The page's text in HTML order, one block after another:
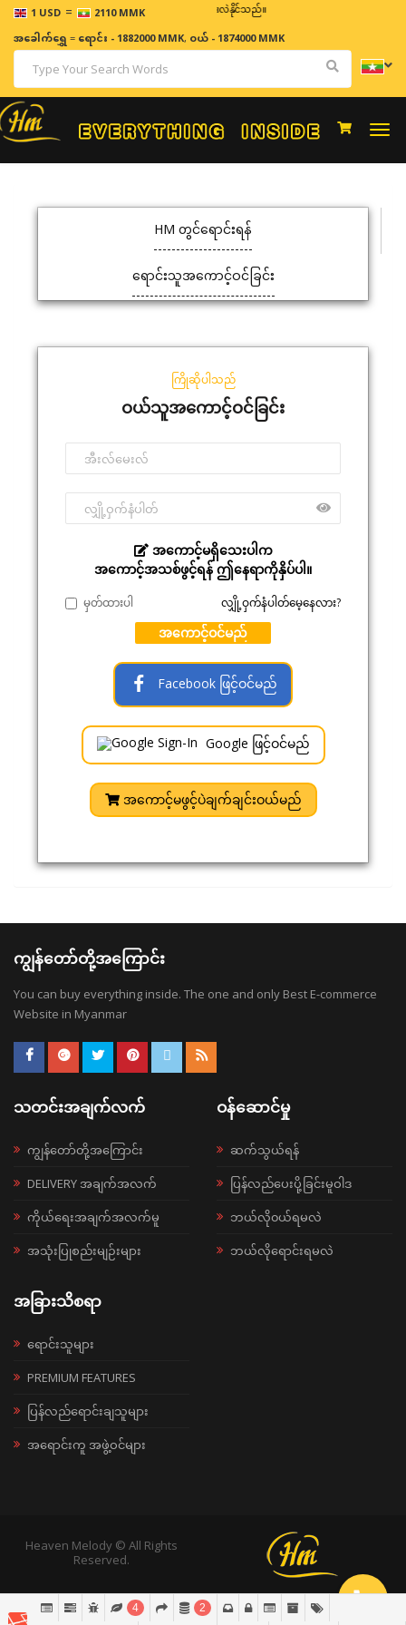
1 USD = 2110 MMK
ဈေးနှုန်းများသည် အချိန်နှင့် အမျှပြောင်းလဲနိုင်သည်။
အခေါက်ရွှေ=ရောင်း - 1882000 MMK, ဝယ် - 1874000 MMK
HM တွင်ရောင်းရန်
ရောင်းသူအကောင့်ဝင်ခြင်း
ကြိုဆိုပါသည်
ဝယ်သူအကောင့်ဝင်ခြင်း
အကောင့်မရှိသေးပါက
အကောင့်အသစ်ဖွင့်ရန် ဤနေရာကိုနှိပ်ပါ။
မှတ်ထားပါ လျှို့ဝှက်နံပါတ်မေ့နေလား?
အကောင့်ဝင်မည်
Facebook ဖြင့်ဝင်မည်
Google ဖြင့်ဝင်မည်
အကောင့်မဖွင့်ပဲချက်ချင်းဝယ်မည်
ကျွန်တော်တို့အကြောင်း
You can buy everything inside. The one and only Best E-commerce
Website in Myanmar
သတင်းအချက်လက်
ကျွန်တော်တို့အကြောင်း
DELIVERY အချက်အလက်
ကိုယ်ရေးအချက်အလက်မူ
အသုံးပြုစည်းမျဉ်းများ
ဝန်ဆောင်မှု
ဆက်သွယ်ရန်
ပြန်လည်ပေးပို့ခြင်းမူဝါဒ
ဘယ်လို၀ယ်ရမလဲ
ဘယ်လိုရောင်းရမလဲ
အခြားသိစရာ
ရောင်းသူများ
PREMIUM FEATURES
ပြန်လည်ရောင်းချသူများ
အရောင်းကူ အဖွဲ့ဝင်များ
Heaven Melody © All Rights
Reserved.
4 2